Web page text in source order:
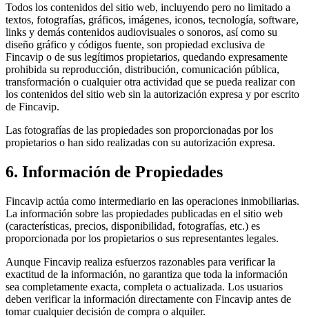
Todos los contenidos del sitio web, incluyendo pero no limitado a
textos, fotografías, gráficos, imágenes, iconos, tecnología, software,
links y demás contenidos audiovisuales o sonoros, así como su
diseño gráfico y códigos fuente, son propiedad exclusiva de
Fincavip o de sus legítimos propietarios, quedando expresamente
prohibida su reproducción, distribución, comunicación pública,
transformación o cualquier otra actividad que se pueda realizar con
los contenidos del sitio web sin la autorización expresa y por escrito
de Fincavip.
Las fotografías de las propiedades son proporcionadas por los
propietarios o han sido realizadas con su autorización expresa.
6. Información de Propiedades
Fincavip actúa como intermediario en las operaciones inmobiliarias.
La información sobre las propiedades publicadas en el sitio web
(características, precios, disponibilidad, fotografías, etc.) es
proporcionada por los propietarios o sus representantes legales.
Aunque Fincavip realiza esfuerzos razonables para verificar la
exactitud de la información, no garantiza que toda la información
sea completamente exacta, completa o actualizada. Los usuarios
deben verificar la información directamente con Fincavip antes de
tomar cualquier decisión de compra o alquiler.